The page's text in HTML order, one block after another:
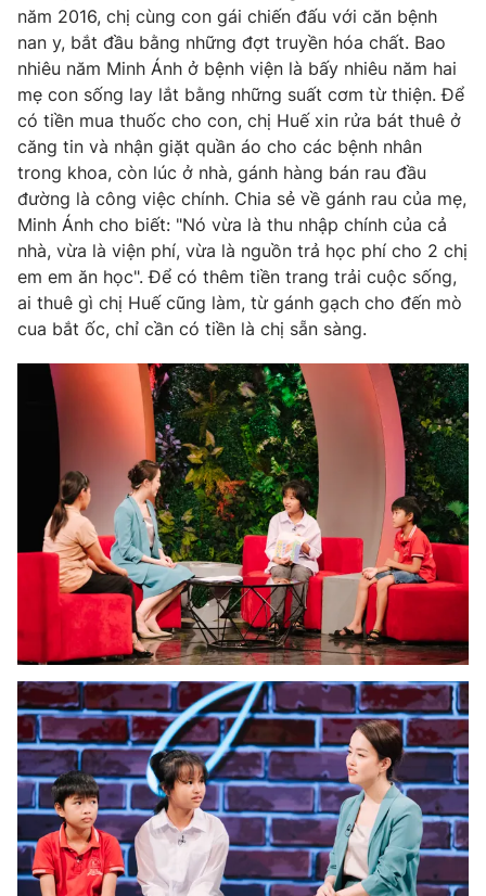
® Cấm sao chép dưới mọi hình thức nếu không có sự chấp
thuận bằng văn bản. Ghi rõ nguồn VTV.vn khi phát hành lại
thông tin từ website này.
năm 2016, chị cùng con gái chiến đấu với căn bệnh
nan y, bắt đầu bằng những đợt truyền hóa chất. Bao
nhiêu năm Minh Ánh ở bệnh viện là bấy nhiêu năm hai
mẹ con sống lay lắt bằng những suất cơm từ thiện. Để
có tiền mua thuốc cho con, chị Huế xin rửa bát thuê ở
căng tin và nhận giặt quần áo cho các bệnh nhân
trong khoa, còn lúc ở nhà, gánh hàng bán rau đầu
đường là công việc chính. Chia sẻ về gánh rau của mẹ,
Minh Ánh cho biết: "Nó vừa là thu nhập chính của cả
nhà, vừa là viện phí, vừa là nguồn trả học phí cho 2 chị
em em ăn học". Để có thêm tiền trang trải cuộc sống,
ai thuê gì chị Huế cũng làm, từ gánh gạch cho đến mò
cua bắt ốc, chỉ cần có tiền là chị sẵn sàng.